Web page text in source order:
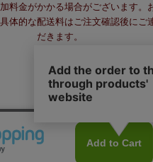
料金がかかる場合がございます。
体的な配送料はご注文確認後にご
だきます。